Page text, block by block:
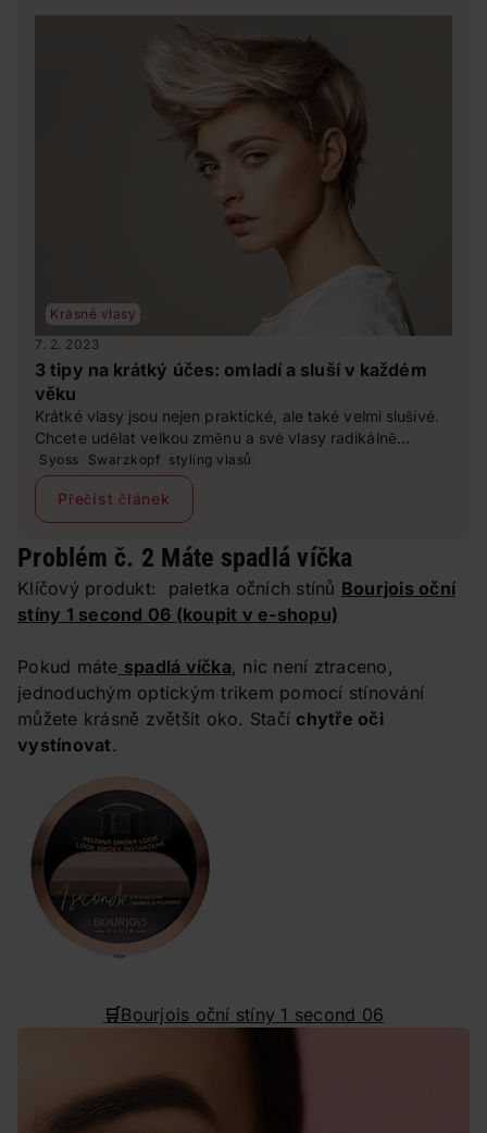
Krásné vlasy
7. 2. 2023
3 tipy na krátký účes: omladí a sluší v každém
věku
Krátké vlasy jsou nejen praktické, ale také velmi slušivé.
Chcete udělat velkou změnu a své vlasy radikálně
zkrátit? Nebo už krátký sestřih nosíte a chcete ho jen
poupravit? Pokud si lámete hlavu, co vám bude slušet,
přečtěte si následující tipy na krátké účesy pro různé
věkové kategorie.
Syoss Swarzkopf styling vlasů
Přečíst článek
Problém č. 2 Máte spadlá víčka
Klíčový produkt: paletka očních stínů Bourjois oční
stíny 1 second 06 (koupit v e-shopu)
Pokud máte spadlá víčka, nic není ztraceno,
jednoduchým optickým trikem pomocí stínování
můžete krásně zvětšit oko. Stačí chytře oči
vystínovat.
🛒Bourjois oční stíny 1 second 06